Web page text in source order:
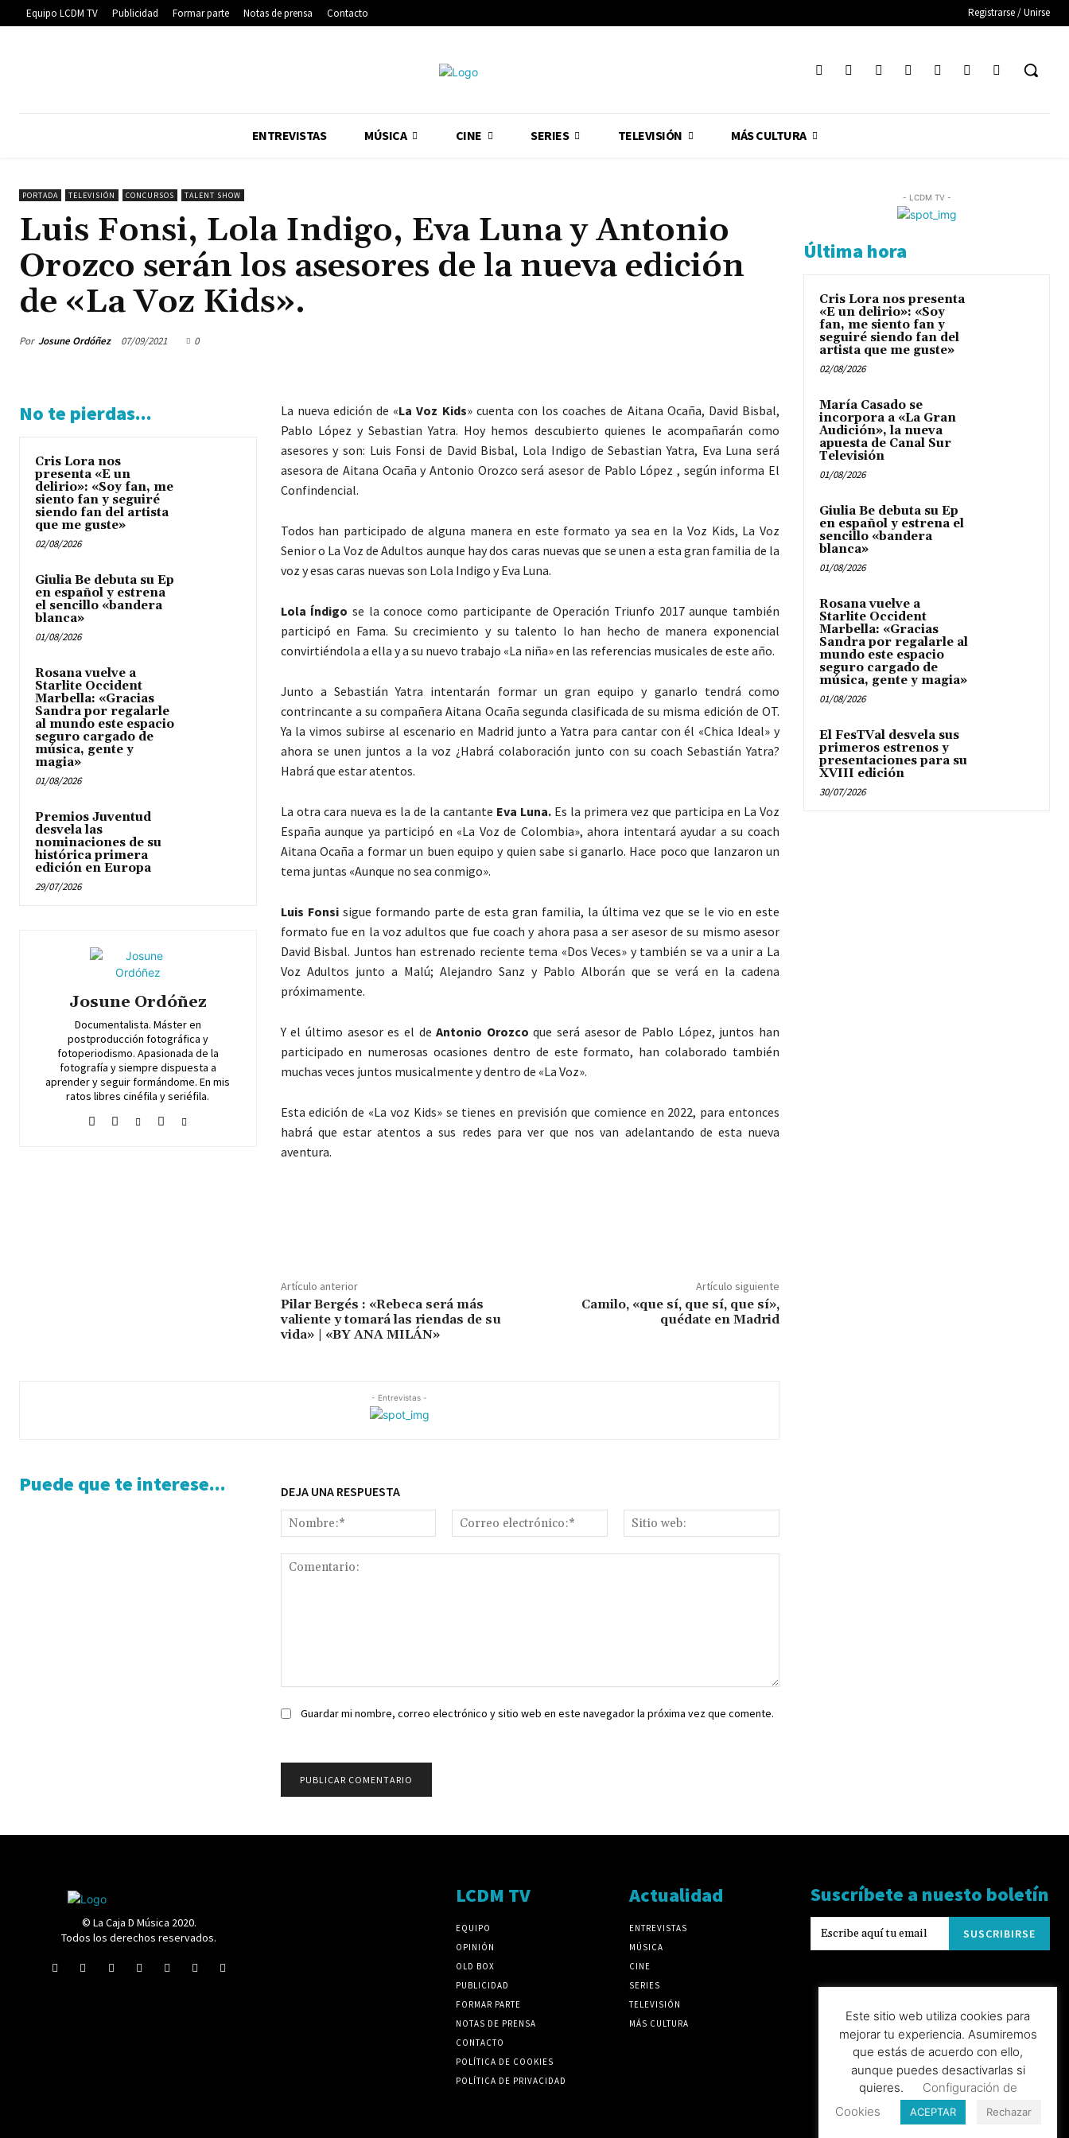
Equipo LCDM TV Publicidad Formar parte Notas de prensa Contacto Registrarse / Unirse
ENTREVISTAS MÚSICA CINE SERIES TELEVISIÓN MÁS CULTURA
PORTADA TELEVISIÓN CONCURSOS TALENT SHOW
Luis Fonsi, Lola Indigo, Eva Luna y Antonio
Orozco serán los asesores de la nueva edición
de «La Voz Kids».
Por Josune Ordóñez 07/09/2021 0
No te pierdas...
Cris Lora nos
presenta «E un
delirio»: «Soy fan, me
siento fan y seguiré
siendo fan del artista
que me guste»
02/08/2026
Giulia Be debuta su Ep
en español y estrena
el sencillo «bandera
blanca»
01/08/2026
Rosana vuelve a
Starlite Occident
Marbella: «Gracias
Sandra por regalarle
al mundo este espacio
seguro cargado de
música, gente y
magia»
01/08/2026
Premios Juventud
desvela las
nominaciones de su
histórica primera
edición en Europa
29/07/2026
Josune Ordóñez
Documentalista. Máster en
postproducción fotográfica y
fotoperiodismo. Apasionada de la
fotografía y siempre dispuesta a
aprender y seguir formándome. En mis
ratos libres cinéfila y seriéfila.
La nueva edición de «La Voz Kids» cuenta con los coaches de Aitana Ocaña, David Bisbal,
Pablo López y Sebastian Yatra. Hoy hemos descubierto quienes le acompañarán como
asesores y son: Luis Fonsi de David Bisbal, Lola Indigo de Sebastian Yatra, Eva Luna será
asesora de Aitana Ocaña y Antonio Orozco será asesor de Pablo López , según informa El
Confindencial.
Todos han participado de alguna manera en este formato ya sea en la Voz Kids, La Voz
Senior o La Voz de Adultos aunque hay dos caras nuevas que se unen a esta gran familia de la
voz y esas caras nuevas son Lola Indigo y Eva Luna.
Lola Índigo se la conoce como participante de Operación Triunfo 2017 aunque también
participó en Fama. Su crecimiento y su talento lo han hecho de manera exponencial
convirtiéndola a ella y a su nuevo trabajo «La niña» en las referencias musicales de este año.
Junto a Sebastián Yatra intentarán formar un gran equipo y ganarlo tendrá como
contrincante a su compañera Aitana Ocaña segunda clasificada de su misma edición de OT.
Ya la vimos subirse al escenario en Madrid junto a Yatra para cantar con él «Chica Ideal» y
ahora se unen juntos a la voz ¿Habrá colaboración junto con su coach Sebastián Yatra?
Habrá que estar atentos.
La otra cara nueva es la de la cantante Eva Luna. Es la primera vez que participa en La Voz
España aunque ya participó en «La Voz de Colombia», ahora intentará ayudar a su coach
Aitana Ocaña a formar un buen equipo y quien sabe si ganarlo. Hace poco que lanzaron un
tema juntas «Aunque no sea conmigo».
Luis Fonsisigue formando parte de esta gran familia, la última vez que se le vio en este
formato fue en la voz adultos que fue coach y ahora pasa a ser asesor de su mismo asesor
David Bisbal. Juntos han estrenado reciente tema «Dos Veces» y también se va a unir a La
Voz Adultos junto a Malú; Alejandro Sanz y Pablo Alborán que se verá en la cadena
próximamente.
Y el último asesor es el deAntonio Orozco que será asesor de Pablo López, juntos han
participado en numerosas ocasiones dentro de este formato, han colaborado también
muchas veces juntos musicalmente y dentro de «La Voz».
Esta edición de «La voz Kids» se tienes en previsión que comience en 2022, para entonces
habrá que estar atentos a sus redes para ver que nos van adelantando de esta nueva
aventura.
Artículo anterior
Pilar Bergés : «Rebeca será más
valiente y tomará las riendas de su
vida» | «BY ANA MILÁN»
Artículo siguiente
Camilo, «que sí, que sí, que sí»,
quédate en Madrid
- Entrevistas -
Puede que te interese... DEJA UNA RESPUESTA
Nombre:*
Correo
electrónico:*
web:
Guardar mi nombre, correo electrónico y sitio web en este navegador la próxima vez que comente.
- LCDM TV -
Última hora
Cris Lora nos presenta
«E un delirio»: «Soy
fan, me siento fan y
seguiré siendo fan del
artista que me guste»
02/08/2026
María Casado se
incorpora a «La Gran
Audición», la nueva
apuesta de Canal Sur
Televisión
01/08/2026
Giulia Be debuta su Ep
en español y estrena el
sencillo «bandera
blanca»
01/08/2026
Rosana vuelve a
Starlite Occident
Marbella: «Gracias
Sandra por regalarle al
mundo este espacio
seguro cargado de
música, gente y magia»
01/08/2026
El FesTVal desvela sus
primeros estrenos y
presentaciones para su
XVIII edición
30/07/2026
© La Caja D Música 2020.
Todos los derechos reservados.
LCDM TV
EQUIPO
OPINIÓN
OLD BOX
PUBLICIDAD
FORMAR PARTE
NOTAS DE PRENSA
CONTACTO
POLÍTICA DE COOKIES
POLÍTICA DE PRIVACIDAD
Actualidad
ENTREVISTAS
MÚSICA
CINE
SERIES
TELEVISIÓN
MÁS CULTURA
Suscríbete a nuesto boletín
SUSCRIBIRSE
Este sitio web utiliza cookies para
mejorar tu experiencia. Asumiremos
que estás de acuerdo con ello,
aunque puedes desactivarlas si
quieres.
Configuración de
Cookies
ACEPTAR Rechazar